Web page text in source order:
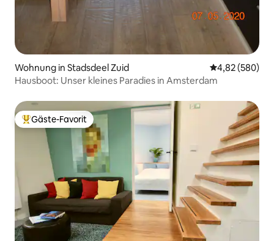
Wohnung in Stadsdeel Zuid
4,82 (580)
Hausboot: Unser kleines Paradies in Amsterdam
Beliebter Gäste-Favorit.
Gäste-Favorit